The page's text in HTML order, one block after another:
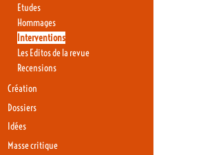
Etudes
Hommages
Interventions
Les Editos de la revue
Recensions
Création
Dossiers
Idées
Masse critique